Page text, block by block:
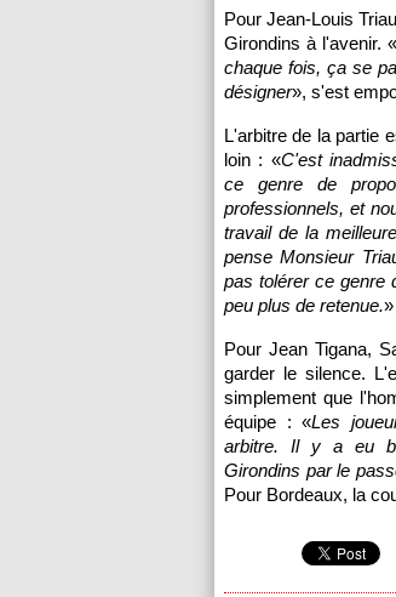
Pour Jean-Louis
Girondins à l'avenir.
chaque fois, ça se
désigner», s'est
L'arbitre de la partie
loin : «C'est
ce genre de
professionnels, et
travail de la
pense Monsieur
pas tolérer ce genre
peu plus de retenue.»
Pour Jean Tigana,
garder le silence.
simplement que
équipe : «Les
arbitre. Il y a eu
Girondins par le
Pour Bordeaux, la